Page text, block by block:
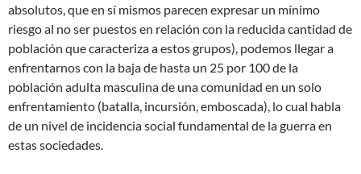
absolutos, que en sí mismos parecen expresar un mínimo
riesgo al no ser puestos en relación con la reducida cantidad de
población que caracteriza a estos grupos), podemos llegar a
enfrentarnos con la baja de hasta un 25 por 100 de la
población adulta masculina de una comunidad en un solo
enfrentamiento (batalla, incursión, emboscada), lo cual habla
de un nivel de incidencia social fundamental de la guerra en
estas sociedades.